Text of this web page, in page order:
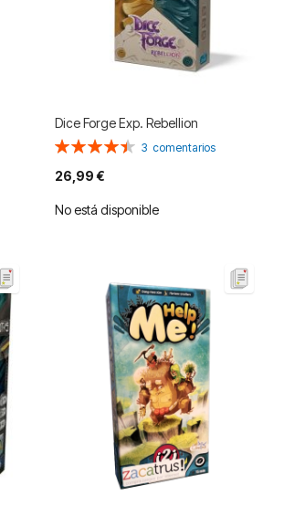
Dice Forge Exp. Rebellion
Valoración:
3 comentarios
26,99 €
No está disponible